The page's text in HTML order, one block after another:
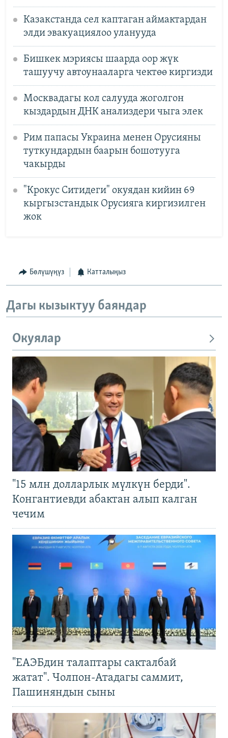
Казакстанда сел каптаган аймактардан
элди эвакуациялоо уланууда
Бишкек мэриясы шаарда оор жүк
ташуучу автоунааларга чектөө киргизди
Москвадагы кол салууда жоголгон
кыздардын ДНК анализдери чыга элек
Рим папасы Украина менен Орусияны
туткундардын баарын бошотууга
чакырды
"Крокус Ситидеги" окуядан кийин 69
кыргызстандык Орусияга киргизилген
жок
Бөлүшүңүз Катталыңыз
Дагы кызыктуу баяндар
Окуялар
"15 млн долларлык мүлкүн берди".
Конгантиевди абактан алып калган
чечим
"ЕАЭБдин талаптары сакталбай
жатат". Чолпон-Атадагы саммит,
Пашиняндын сыны